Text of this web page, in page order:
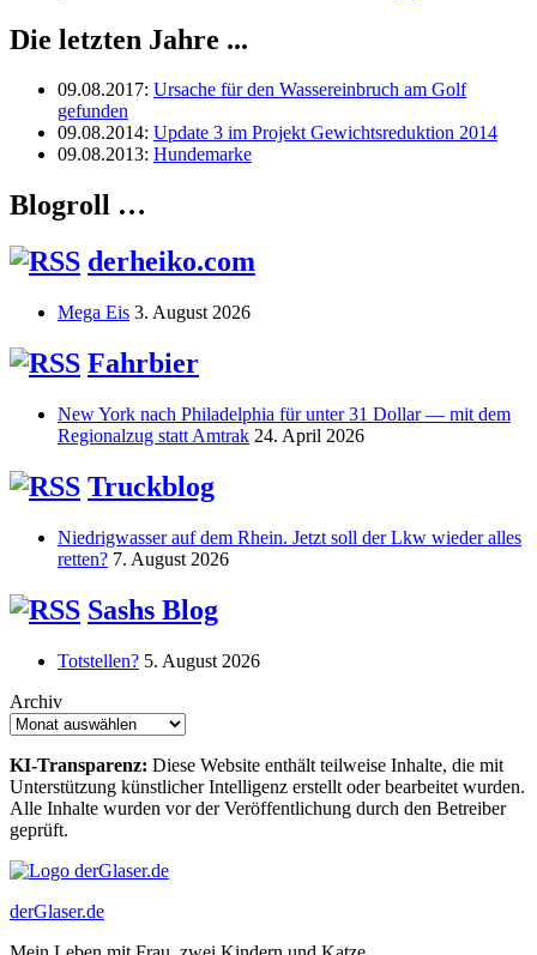
Die letzten Jahre ...
09.08.2017: Ursache für den Wassereinbruch am Golf
gefunden
09.08.2014: Update 3 im Projekt Gewichtsreduktion 2014
09.08.2013: Hundemarke
Blogroll …
derheiko.com
Mega Eis 3. August 2026
Fahrbier
New York nach Philadelphia für unter 31 Dollar — mit dem
Regionalzug statt Amtrak 24. April 2026
Truckblog
Niedrigwasser auf dem Rhein. Jetzt soll der Lkw wieder alles
retten? 7. August 2026
Sashs Blog
Totstellen? 5. August 2026
Archiv
KI-Transparenz: Diese Website enthält teilweise Inhalte, die mit
Unterstützung künstlicher Intelligenz erstellt oder bearbeitet wurden.
Alle Inhalte wurden vor der Veröffentlichung durch den Betreiber
geprüft.
derGlaser.de